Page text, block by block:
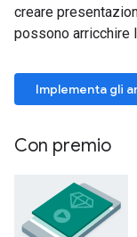
creare
possono arricchire
Implementa gli
Con premio